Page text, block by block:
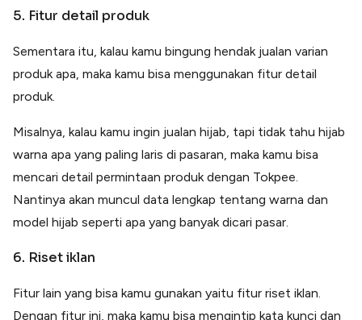
5. Fitur detail produk
Sementara itu, kalau kamu bingung hendak jualan varian
produk apa, maka kamu bisa menggunakan fitur detail
produk.
Misalnya, kalau kamu ingin jualan hijab, tapi tidak tahu hijab
warna apa yang paling laris di pasaran, maka kamu bisa
mencari detail permintaan produk dengan Tokpee.
Nantinya akan muncul data lengkap tentang warna dan
model hijab seperti apa yang banyak dicari pasar.
6. Riset iklan
Fitur lain yang bisa kamu gunakan yaitu fitur riset iklan.
Dengan fitur ini, maka kamu bisa mengintip kata kunci dan